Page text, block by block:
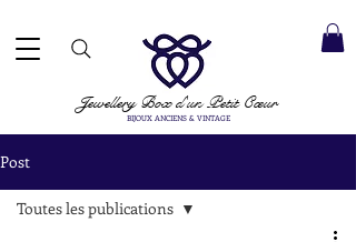
Jewellery Boxd'un Petit Cœur
BIJOUX ANCIENS & VINTAGE
Post
Toutes les publications